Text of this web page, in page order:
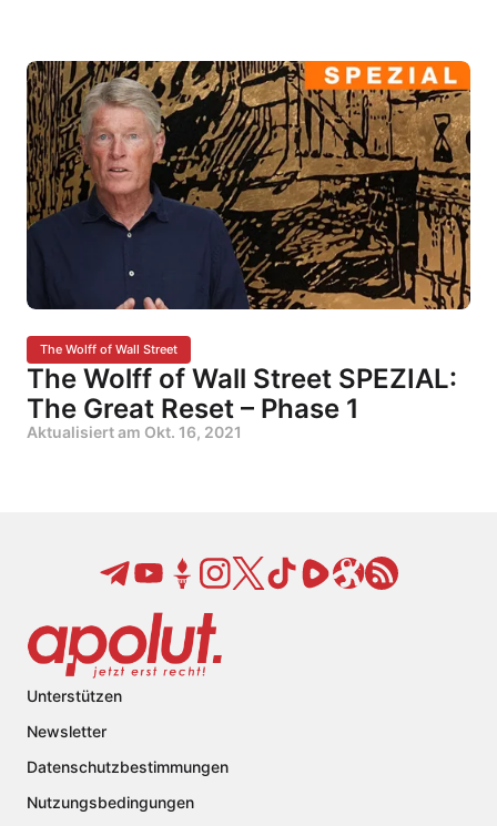
The Wolff of Wall Street
The Wolff of Wall Street SPEZIAL:
The Great Reset – Phase 1
Aktualisiert am Okt. 16, 2021
Unterstützen
Newsletter
Datenschutzbestimmungen
Nutzungsbedingungen